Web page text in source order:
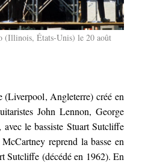
(Illinois, États-Unis) le 20 août
Angleterre) créé en
John Lennon, George
le bassiste Stuart Sutcliffe
reprend la basse en
Sutcliffe (décédé en 1962). En